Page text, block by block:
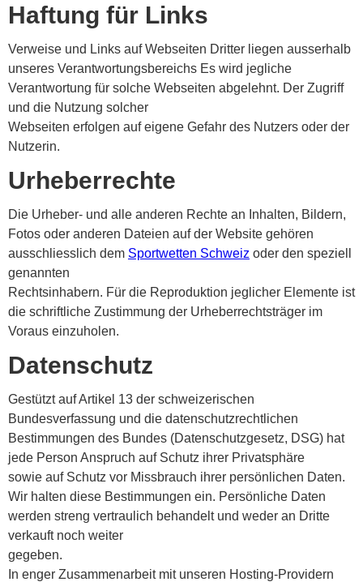
Haftung für Links
Verweise und Links auf Webseiten Dritter liegen ausserhalb
unseres Verantwortungsbereichs Es wird jegliche
Verantwortung für solche Webseiten abgelehnt. Der Zugriff
und die Nutzung solcher
Webseiten erfolgen auf eigene Gefahr des Nutzers oder der
Nutzerin.
Urheberrechte
Die Urheber- und alle anderen Rechte an Inhalten, Bildern,
Fotos oder anderen Dateien auf der Website gehören
ausschliesslich dem Sportwetten Schweiz oder den speziell
genannten
Rechtsinhabern. Für die Reproduktion jeglicher Elemente ist
die schriftliche Zustimmung der Urheberrechtsträger im
Voraus einzuholen.
Datenschutz
Gestützt auf Artikel 13 der schweizerischen
Bundesverfassung und die datenschutzrechtlichen
Bestimmungen des Bundes (Datenschutzgesetz, DSG) hat
jede Person Anspruch auf Schutz ihrer Privatsphäre
sowie auf Schutz vor Missbrauch ihrer persönlichen Daten.
Wir halten diese Bestimmungen ein. Persönliche Daten
werden streng vertraulich behandelt und weder an Dritte
verkauft noch weiter
gegeben.
In enger Zusammenarbeit mit unseren Hosting-Providern